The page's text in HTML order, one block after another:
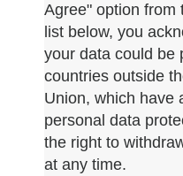
Agree" option from
list below, you
your data could be
countries outside
Union, which have
personal data
the right to
at any time.